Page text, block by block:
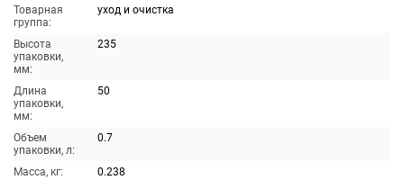
Товарная
группа:
уход и очистка
Высота
упаковки,
мм:
235
Длина
упаковки,
мм:
50
Объем
упаковки, л:
0.7
Масса, кг:
0.238